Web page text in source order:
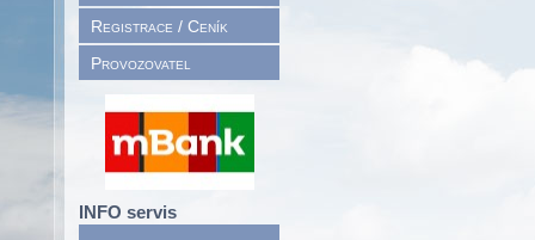
Registrace / Ceník
Provozovatel
INFO servis